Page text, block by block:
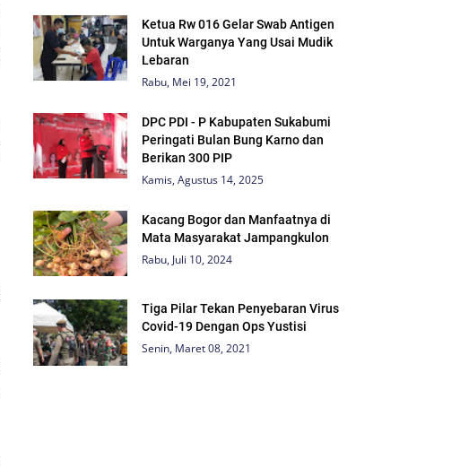
Ketua Rw 016 Gelar Swab Antigen
Untuk Warganya Yang Usai Mudik
Lebaran
Rabu, Mei 19, 2021
DPC PDI - P Kabupaten Sukabumi
Peringati Bulan Bung Karno dan
Berikan 300 PIP
Kamis, Agustus 14, 2025
Kacang Bogor dan Manfaatnya di
Mata Masyarakat Jampangkulon
Rabu, Juli 10, 2024
Tiga Pilar Tekan Penyebaran Virus
Covid-19 Dengan Ops Yustisi
Senin, Maret 08, 2021